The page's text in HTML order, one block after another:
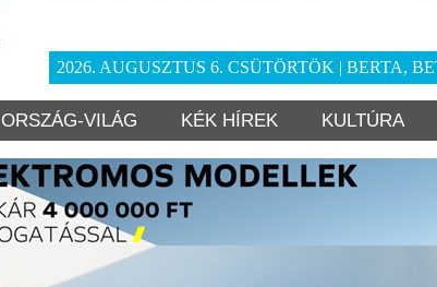
2026. AUGUSZTUS 6. CSÜTÖRTÖK | BERTA,
ORSZÁG-VILÁG KÉK HÍREK KULTÚRA